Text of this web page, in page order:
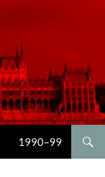
1990–99